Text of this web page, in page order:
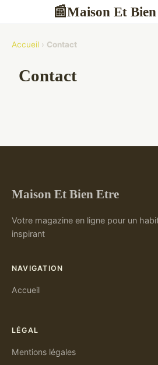
📰Maison Et
Accueil › Contact
Contact
Maison Et Bien Etre
Votre magazine en ligne pour un
inspirant
NAVIGATION
Accueil
LÉGAL
Mentions légales